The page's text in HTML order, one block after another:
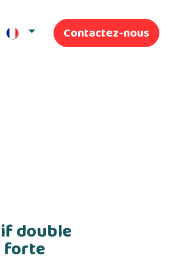
Contactez-nous
double
forte